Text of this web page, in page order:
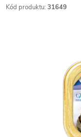
Kód produktu: 31649